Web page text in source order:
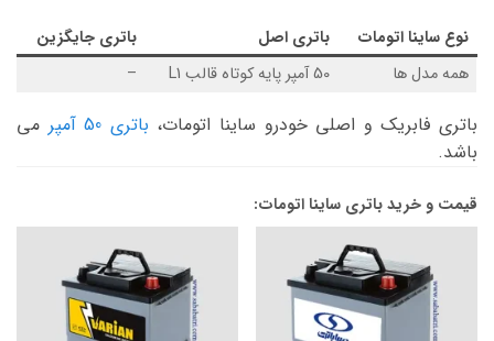
نوع ساینا اتومات باتری اصل
باتری جایگزین
همه مدل ها
50 آمپر پایه کوتاه قالب L1 –
باتری فابریک و اصلی خودرو ساینا اتومات، باتری 50 آمپر
می
باشد.
قیمت و خرید باتری ساینا اتومات: